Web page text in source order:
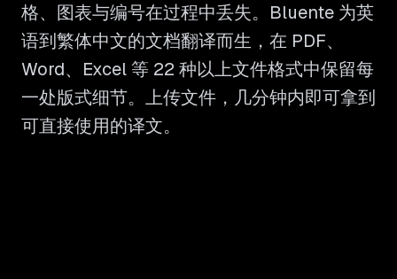
格、图表与编号在过程中丢失。Bluente 为英
语到繁体中文的文档翻译而生，在 PDF、
Word、Excel 等 22 种以上文件格式中保留每
一处版式细节。上传文件，几分钟内即可拿到
可直接使用的译文。